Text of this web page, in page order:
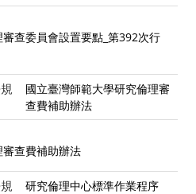
查委員會設置要點_第392次行
國立臺灣師範大學研究倫理審
查費補助辦法
查費補助辦法
研究倫理中心標準作業程序